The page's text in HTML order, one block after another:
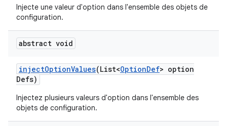
Injecte une valeur d'option dans l'ensemble des objets de
configuration.
abstract void
injectOptionValues(List<OptionDef> option
Defs)
Injectez plusieurs valeurs d'option dans l'ensemble des
objets de configuration.